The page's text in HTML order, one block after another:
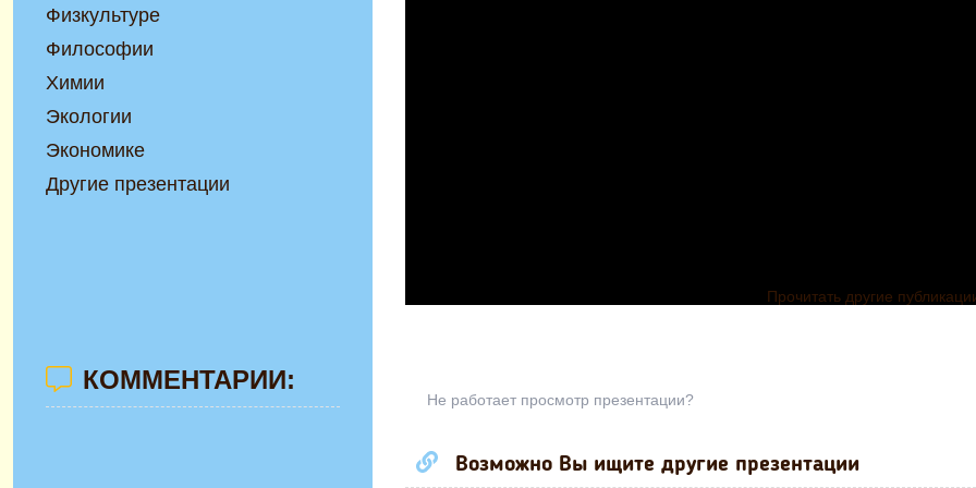
Прочитать другие
Не работает просмотр презентации?
Возможно Вы ищите другие презентации
Физкультуре
Философии
Химии
Экологии
Экономике
Другие презентации
КОММЕНТАРИИ: